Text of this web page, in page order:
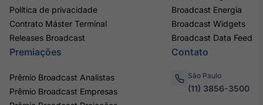
Política de privacidade
Contrato Máster Terminal
Releases Broadcast
Broadcast Energia
Broadcast Widgets
Broadcast Data Feed
Premiações
Prêmio Broadcast Analistas
Prêmio Broadcast Empresas
Contato
São Paulo
(11) 3856-3500